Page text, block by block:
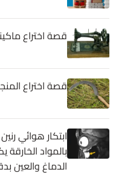
قصة اختراع
قصة اختراع
ابتكار هوائي
بالمواد
الدماغ والعين